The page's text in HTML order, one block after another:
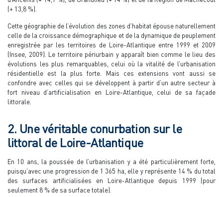
(+ 13,8 %).
Cette géographie de l’évolution des zones d’habitat épouse naturellement
celle de la croissance démographique et de la dynamique de peuplement
enregistrée par les territoires de Loire-Atlantique entre 1999 et 2009
(Insee, 2009). Le territoire périurbain y apparaît bien comme le lieu des
évolutions les plus remarquables, celui où la vitalité de l’urbanisation
résidentielle est la plus forte. Mais ces extensions vont aussi se
confondre avec celles qui se développent à partir d’un autre secteur à
fort niveau d’artificialisation en Loire-Atlantique, celui de sa façade
littorale.
2. Une véritable conurbation sur le
littoral de Loire-Atlantique
En 10 ans, la poussée de l’urbanisation y a été particulièrement forte,
puisqu’avec une progression de 1 365 ha, elle y représente 14 % du total
des surfaces artificialisées en Loire-Atlantique depuis 1999 (pour
seulement 8 % de sa surface totale).